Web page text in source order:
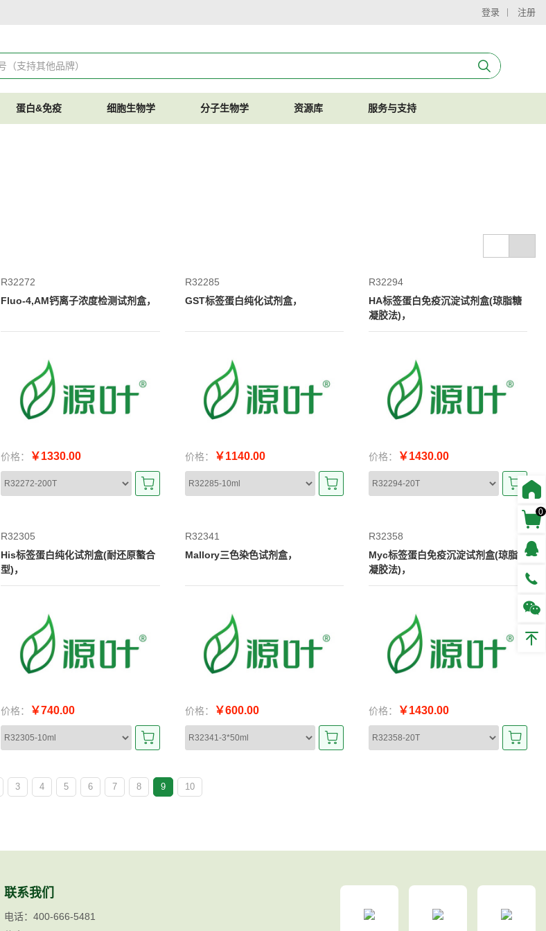
登录 注册
蛋白&免疫 细胞生物学 分子生物学 资源库 服务与支持
R32272
Fluo-4,AM钙离子浓度检测试剂盒，
价格： ￥1330.00
R32285
GST标签蛋白纯化试剂盒，
价格： ￥1140.00
R32294
HA标签蛋白免疫沉淀试剂盒(琼脂糖
凝胶法)，
价格： ￥1430.00
R32305
His标签蛋白纯化试剂盒(耐还原螯合
型)，
价格： ￥740.00
R32341
Mallory三色染色试剂盒，
价格： ￥600.00
R32358
Myc标签蛋白免疫沉淀试剂盒(琼脂糖
凝胶法)，
价格： ￥1430.00
3 4 5 6 7 8 9 10
联系我们
电话：400-666-5481
0